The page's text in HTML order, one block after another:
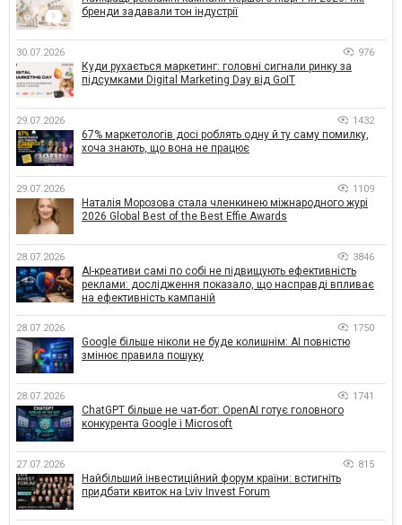
бренди задавали тон індустрії
30.07.2026 976
Куди рухається маркетинг: головні сигнали ринку за
підсумками Digital Marketing Day від GoIT
29.07.2026 1432
67% маркетологів досі роблять одну й ту саму помилку,
хоча знають, що вона не працює
29.07.2026 1109
Наталія Морозова стала членкинею міжнародного журі
2026 Global Best of the Best Effie Awards
28.07.2026 3846
AI-креативи самі по собі не підвищують ефективність
реклами: дослідження показало, що насправді впливає
на ефективність кампаній
28.07.2026 1750
Google більше ніколи не буде колишнім: AI повністю
змінює правила пошуку
28.07.2026 1741
ChatGPT більше не чат-бот: OpenAI готує головного
конкурента Google і Microsoft
27.07.2026 815
Найбільший інвестиційний форум країни: встигніть
придбати квиток на Lviv Invest Forum